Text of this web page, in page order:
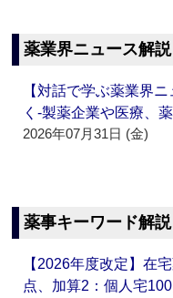
薬業界ニュース解説
【対話で学ぶ薬業界
く‐製薬企業や医療、
2026年07月31日 (金)
薬事キーワード解説
【2026年度改定】在
点、加算2：個人宅